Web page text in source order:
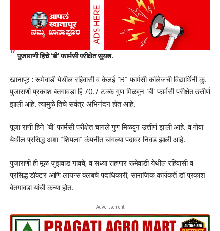
पुजाराणी हिचे ‘बी’ फार्मसी परीक्षेत सुयश.
खानापूर : रूमेवाडी येथील रहिवासी व केलई “B” फार्मसी कॉलेजची विद्यार्थिनी कु.
पुजाराणी प्रकाश बेतगावडा हिं 70.7 टक्के गुण मिळवून ‘बी’ फार्मसी परीक्षेत उत्तीर्ण
झाली आहे. त्यामुळे तिचे सर्वत्र अभिनंदन होत आहे.
पूजा राणी हिने ‘बी’ फार्मसी परीक्षेत चांगले गुण मिळवुन उत्तीर्ण झाली आहे. व गोवा
येथील प्रसिद्ध अशा “शिपला” कंपनीत चांगल्या पदावर निवड झाली आहे.
पुजाराणी ही मूळ जुंझवाड गावचे, व सध्या राहणार रूमेवाडी येथील रहिवासी व
प्रसिद्ध डॉक्टर आणि लायन्स क्लबचे पदाधिकारी, सामाजिक कार्यकर्ते डॉ प्रकाश
बेतगावडा यांची कन्या होत.
- Advertisement -